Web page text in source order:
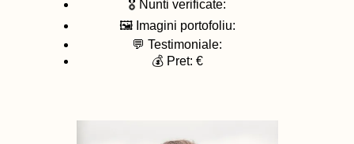
🎖️ Nunti verificate:
🖼️ Imagini portofoliu:
💬 Testimoniale:
💰 Pret: €